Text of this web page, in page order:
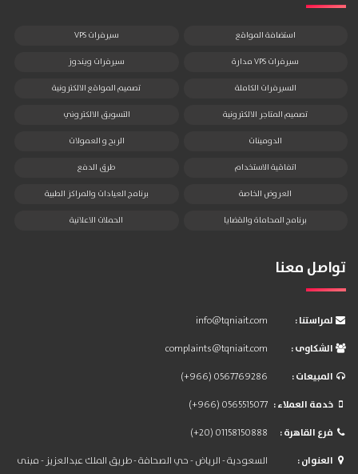
استضافة المواقع سيرفرات VPS
سيرفرات VPS مدارة سيرفرات ويندوز
السيرفرات الكاملة تصميم المواقع الالكترونية
تصميم المتاجر الالكترونية التسويق الالكتروني
الدومينات الربح و العمولات
اتفاقية الاستخدام طرق الدفع
العروض الخاصة برنامج العيادات والمراكز الطبية
برنامج المحاماة والقضايا الحملات الاعلانية
تواصل معنا
: لمراستنا
info@tqniait.com
: الشكاوى
complaints@tqniait.com
: المبيعات
(+966) 0567769286
: خدمة العملاء
(+966) 0565515077
: فرع القاهرة
(+20) 01158150888
: العنوان
السعودية - الرياض - حي الصحافة - طريق الملك عبدالعزيز - مبنى